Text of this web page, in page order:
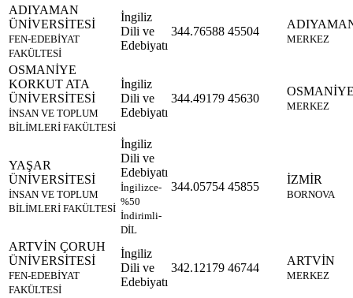
ADIYAMAN
ÜNİVERSİTESİ
FEN-EDEBİYAT
FAKÜLTESİ
İngiliz
Dili ve
Edebiyatı
344.76588 45504
MERKEZ
OSMANİYE
KORKUT ATA
ÜNİVERSİTESİ
İNSAN VE TOPLUM
BİLİMLERİ FAKÜLTESİ
İngiliz
Dili ve
Edebiyatı
344.49179 45630
MERKEZ
YAŞAR
ÜNİVERSİTESİ
İNSAN VE TOPLUM
BİLİMLERİ FAKÜLTESİ
İngiliz
Dili ve
Edebiyatı
İngilizce-
%50
İndirimli-
DİL
344.05754 45855
İZMİR
BORNOVA
ARTVİN ÇORUH
ÜNİVERSİTESİ
FEN-EDEBİYAT
FAKÜLTESİ
İngiliz
Dili ve
Edebiyatı
342.12179 46744
ARTVİN
MERKEZ